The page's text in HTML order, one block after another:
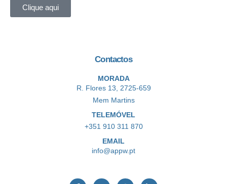
Clique aqui
Contactos
MORADA
R. Flores 13, 2725-659
Mem Martins
TELEMÓVEL
+351 910 311 870
EMAIL
info@appw.pt